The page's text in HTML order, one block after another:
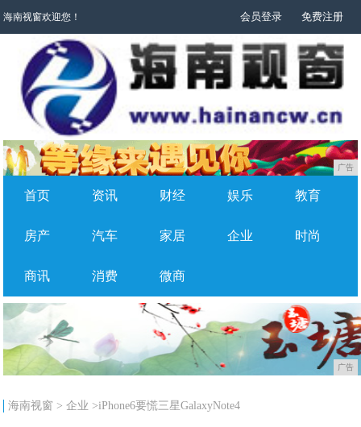
海南视窗欢迎您！ 会员登录 免费注册
广告
首页 资讯 财经 娱乐 教育
房产 汽车 家居 企业 时尚
商讯 消费 微商
广告
海南视窗 >企业 >iPhone6要慌三星GalaxyNote4